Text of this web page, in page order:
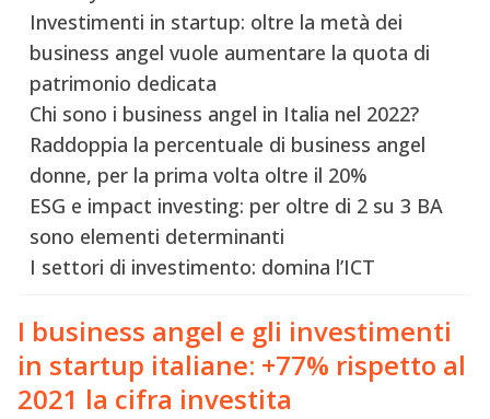
Investimenti in startup: oltre la metà dei
business angel vuole aumentare la quota di
patrimonio dedicata
Chi sono i business angel in Italia nel 2022?
Raddoppia la percentuale di business angel
donne, per la prima volta oltre il 20%
ESG e impact investing: per oltre di 2 su 3 BA
sono elementi determinanti
I settori di investimento: domina l’ICT
I business angel e gli investimenti
in startup italiane: +77% rispetto al
2021 la cifra investita